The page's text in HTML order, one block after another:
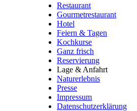
Restaurant
Gourmetrestaurant
Hotel
Feiern & Tagen
Kochkurse
Ganz frisch
Reservierung
Lage & Anfahrt
Naturerlebnis
Presse
Impressum
Datenschutzerklärung